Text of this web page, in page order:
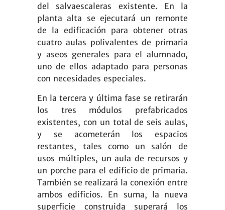
del salvaescaleras existente. En la
planta alta se ejecutará un remonte
de la edificación para obtener otras
cuatro aulas polivalentes de primaria
y aseos generales para el alumnado,
uno de ellos adaptado para personas
con necesidades especiales.
En la tercera y última fase se retirarán
los tres módulos prefabricados
existentes, con un total de seis aulas,
y se acometerán los espacios
restantes, tales como un salón de
usos múltiples, un aula de recursos y
un porche para el edificio de primaria.
También se realizará la conexión entre
ambos edificios. En suma, la nueva
superficie construida superará los